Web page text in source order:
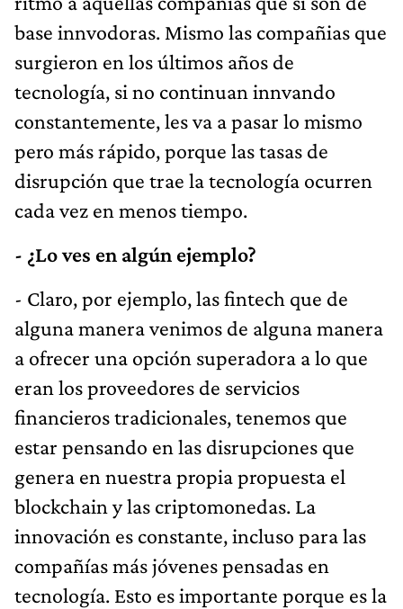
base innvodoras. Mismo las compañias que
surgieron en los últimos años de
tecnología, si no continuan innvando
constantemente, les va a pasar lo mismo
pero más rápido, porque las tasas de
disrupción que trae la tecnología ocurren
cada vez en menos tiempo.
- ¿Lo ves en algún ejemplo?
- Claro, por ejemplo, las fintech que de
alguna manera venimos de alguna manera
a ofrecer una opción superadora a lo que
eran los proveedores de servicios
financieros tradicionales, tenemos que
estar pensando en las disrupciones que
genera en nuestra propia propuesta el
blockchain y las criptomonedas. La
innovación es constante, incluso para las
compañías más jóvenes pensadas en
tecnología. Esto es importante porque es la